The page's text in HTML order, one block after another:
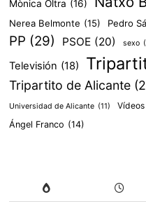
Mònica Oltra (16)
Nerea Belmonte (15) Pedro
PP (29) PSOE (20) sexo
Televisión (18)
Tripartito de Alicante
Universidad de Alicante (11) Vídeos
Ángel Franco (14)